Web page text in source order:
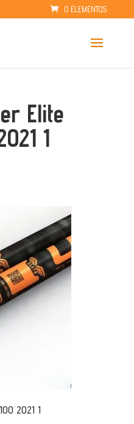
0 ELEMENTOS
Elite
1
2021 1